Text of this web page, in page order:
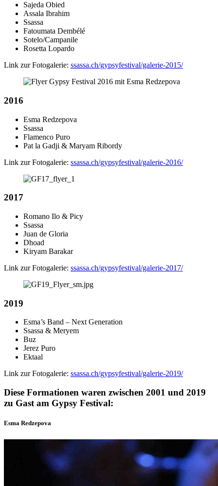
Sajeda Obied
Assala Ibrahim
Ssassa
Fatoumata Dembélé
Sotelo/Campanile
Rosetta Lopardo
Link zur Fotogalerie: ssassa.ch/gypsyfestival/galerie-2015/
2016
Esma Redzepova
Ssassa
Flamenco Puro
Pat la Gadji & Maryam Ribordy
Link zur Fotogalerie: ssassa.ch/gypsyfestival/galerie-2016/
2017
Romano Ilo & Picy
Ssassa
Juan de Gloria
Dhoad
Kiryam Barakar
Link zur Fotogalerie: ssassa.ch/gypsyfestival/galerie-2017/
2019
Esma’s Band – Next Generation
Ssassa & Meryem
Buz
Jerez Puro
Ektaal
Link zur Fotogalerie: ssassa.ch/gypsyfestival/galerie-2019/
Diese Formationen waren zwischen 2001 und 2019
zu Gast am Gypsy Festival:
Esma Redzepova